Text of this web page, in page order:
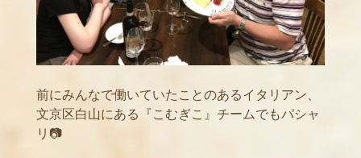
前にみんなで働いていたことのあるイタリアン、
文京区白山にある『こむぎこ』チームでもパシャ
リ📷